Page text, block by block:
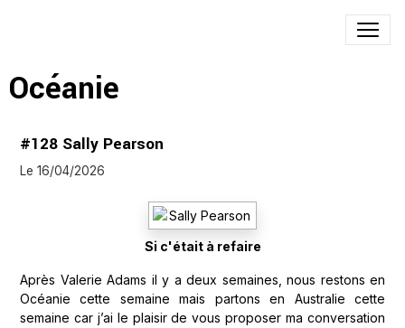
Océanie
#128 Sally Pearson
Le 16/04/2026
Si c'était à refaire
Après Valerie Adams il y a deux semaines, nous restons en
Océanie cette semaine mais partons en Australie cette
semaine car j’ai le plaisir de vous proposer ma conversation